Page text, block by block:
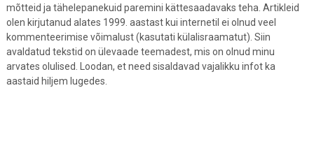
mõtteid ja tähelepanekuid paremini kättesaadavaks teha. Artikleid
olen kirjutanud alates 1999. aastast kui internetil ei olnud veel
kommenteerimise võimalust (kasutati külalisraamatut). Siin
avaldatud tekstid on ülevaade teemadest, mis on olnud minu
arvates olulised. Loodan, et need sisaldavad vajalikku infot ka
aastaid hiljem lugedes.